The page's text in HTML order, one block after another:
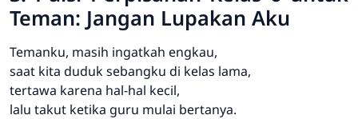
Teman: Jangan Lupakan Aku
Temanku, masih ingatkah engkau,
saat kita duduk sebangku di kelas lama,
tertawa karena hal-hal kecil,
lalu takut ketika guru mulai bertanya.